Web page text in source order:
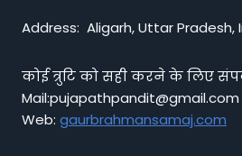
Address: Aligarh, Uttar Pradesh,
कोई त्रुटि को सही करने के लिए
Mail:pujapathpandit@gmail.com
Web: gaurbrahmansamaj.com